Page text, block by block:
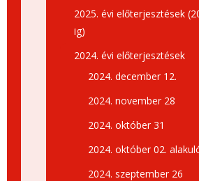
2025. évi előterjesztések
ig)
2024. évi előterjesztések
2024. december 12.
2024. november 28
2024. október 31
2024. október 02.
2024. szeptember 26